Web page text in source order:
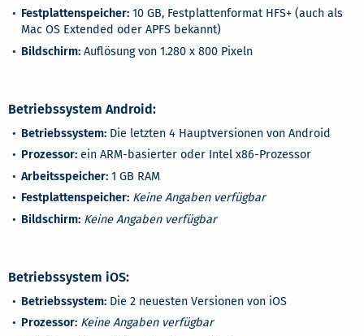
Festplattenspeicher: 10 GB, Festplattenformat HFS+ (auch als
Mac OS Extended oder APFS bekannt)
Bildschirm: Auflösung von 1.280 x 800 Pixeln
Betriebssystem Android:
Betriebssystem: Die letzten 4 Hauptversionen von Android
Prozessor: ein ARM-basierter oder Intel x86-Prozessor
Arbeitsspeicher: 1 GB RAM
Festplattenspeicher: Keine Angaben verfügbar
Bildschirm: Keine Angaben verfügbar
Betriebssystem iOS:
Betriebssystem: Die 2 neuesten Versionen von iOS
Prozessor: Keine Angaben verfügbar